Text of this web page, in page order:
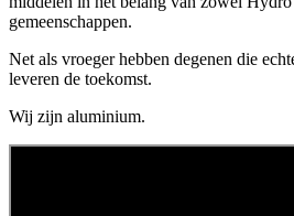
gemeenschappen.
Net als vroeger hebben degenen die
leveren de toekomst.
Wij zijn aluminium.